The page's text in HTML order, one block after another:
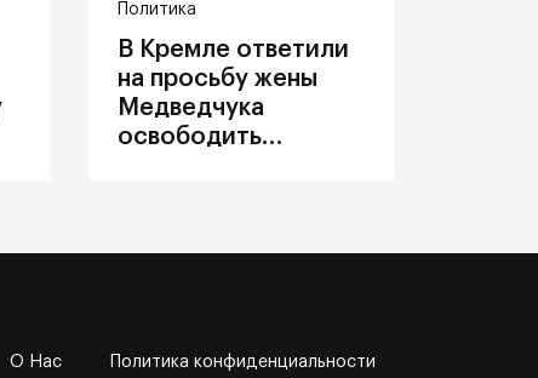
Политика
В Кремле ответили
на просьбу жены
Медведчука
освободить
О Нас Политика конфиденциальности